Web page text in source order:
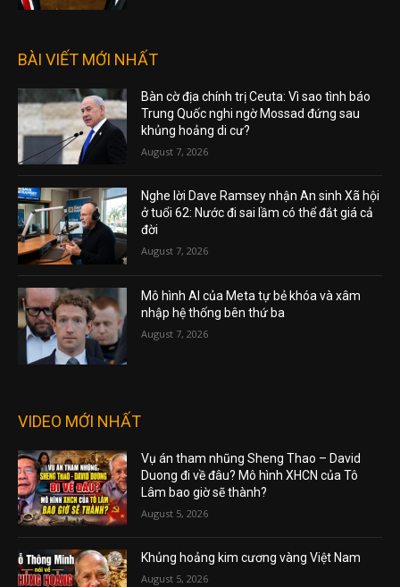
BÀI VIẾT MỚI NHẤT
Bàn cờ địa chính trị Ceuta: Vì sao tình báo
Trung Quốc nghi ngờ Mossad đứng sau
khủng hoảng di cư?
August 7, 2026
Nghe lời Dave Ramsey nhận An sinh Xã hội
ở tuổi 62: Nước đi sai lầm có thể đắt giá cả
đời
August 7, 2026
Mô hình AI của Meta tự bẻ khóa và xâm
nhập hệ thống bên thứ ba
August 7, 2026
VIDEO MỚI NHẤT
Vụ án tham nhũng Sheng Thao – David
Duong đi về đâu? Mô hình XHCN của Tô
Lâm bao giờ sẽ thành?
August 5, 2026
Khủng hoảng kim cương vàng Việt Nam
August 5, 2026